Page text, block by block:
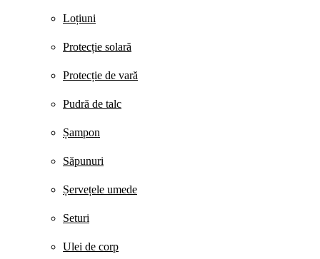
Loțiuni
Protecție solară
Protecție de vară
Pudră de talc
Șampon
Săpunuri
Șervețele umede
Seturi
Ulei de corp